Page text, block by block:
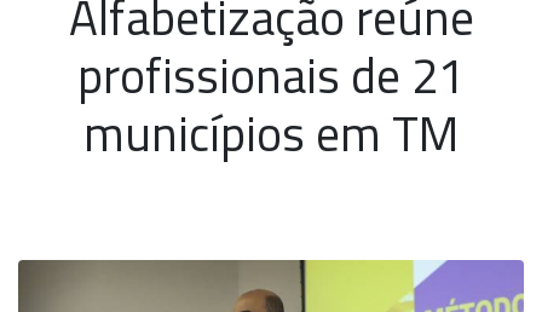
Alfabetização reúne
profissionais de 21
municípios em TM